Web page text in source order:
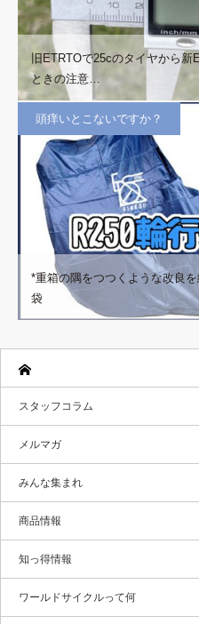
旧ETRTOで25cのタイヤから
ときの注意…
頭痒いとこないですか？
*重箱の隅をつつくような改良
袋
スタッフコラム
メルマガ
みんな集まれ
商品情報
知っ得情報
ワールドサイクルって何